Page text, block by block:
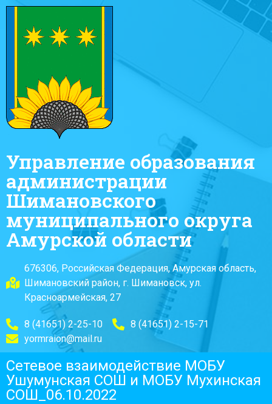
Управление образования
администрации
Шимановского
муниципального округа
Амурской области
676306, Российская Федерация, Амурская область,
Шимановский район, г. Шимановск, ул.
Красноармейская, 27
8 (41651) 2-25-10
8 (41651) 2-15-71
yormraion@mail.ru
Сетевое взаимодействие МОБУ
Ушумунская СОШ и МОБУ Мухинская
СОШ_06.10.2022